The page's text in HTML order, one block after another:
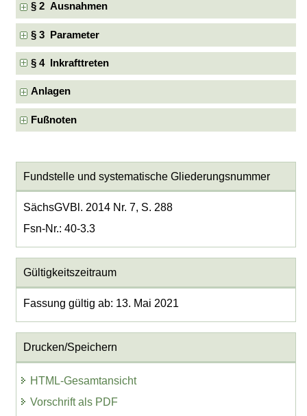
§ 2 Ausnahmen
§ 3 Parameter
§ 4 Inkrafttreten
Anlagen
Fußnoten
Fundstelle und systematische Gliederungsnummer
SächsGVBl. 2014 Nr. 7, S. 288
Fsn-Nr.: 40-3.3
Gültigkeitszeitraum
Fassung gültig ab: 13. Mai 2021
Drucken/Speichern
HTML-Gesamtansicht
Vorschrift als PDF